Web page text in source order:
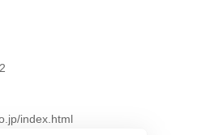
index.html